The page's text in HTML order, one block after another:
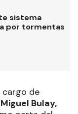
sistema
por tormentas
cargo de
Miguel Bulay,